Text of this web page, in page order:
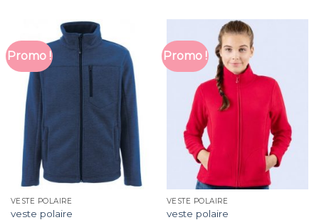
Promo !
VESTE POLAIRE
veste polaire
Promo !
VESTE POLAIRE
veste polaire